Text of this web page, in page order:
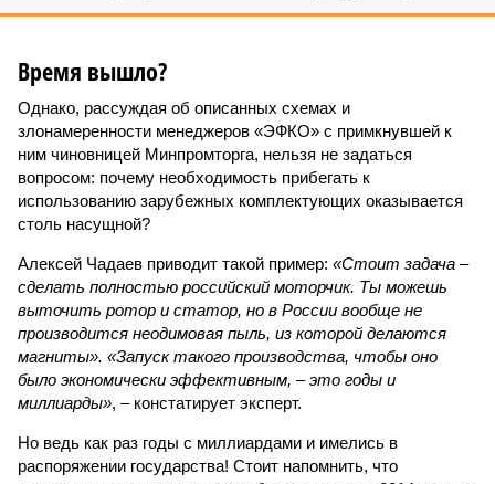
Время вышло?
Однако, рассуждая об описанных схемах и
злонамеренности менеджеров «ЭФКО» с примкнувшей к
ним чиновницей Минпромторга, нельзя не задаться
вопросом: почему необходимость прибегать к
использованию зарубежных комплектующих оказывается
столь насущной?
Алексей Чадаев приводит такой пример: «Стоит задача –
сделать полностью российский моторчик. Ты можешь
выточить ротор и статор, но в России вообще не
производится неодимовая пыль, из которой делаются
магниты». «Запуск такого производства, чтобы оно
было экономически эффективным, – это годы и
миллиарды», – констатирует эксперт.
Но ведь как раз годы с миллиардами и имелись в
распоряжении государства! Стоит напомнить, что